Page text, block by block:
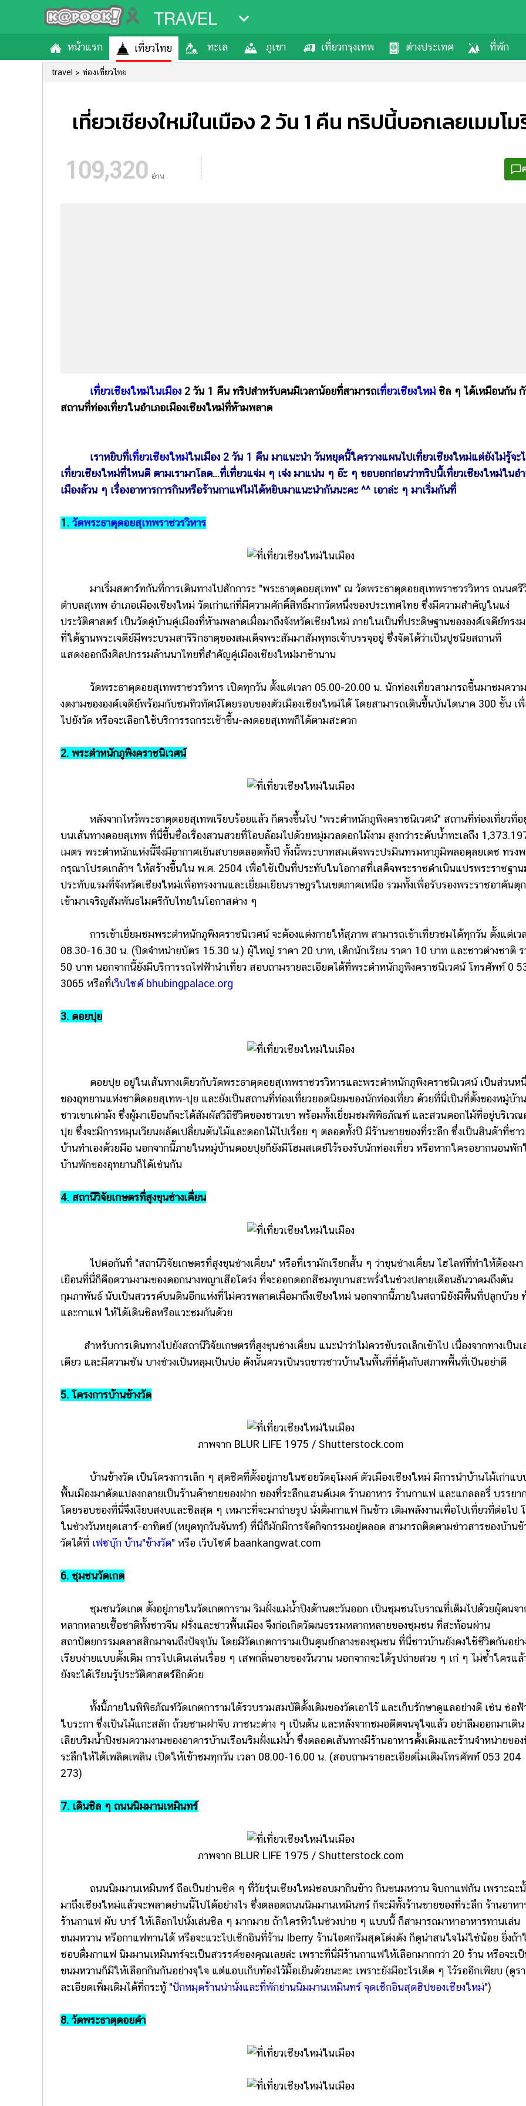
TRAVEL
หน้าแรก เที่ยวไทย ทะเล ภูเขา เที่ยวกรุงเทพ ต่างประเทศ ที่พัก
travel ท่องเที่ยวไทย
เที่ยวเชียงใหม่ในเมือง 2 วัน 1 คืน ทริปนี้บอกเลยเมมโ
109,320 อ่าน
เที่ยวเชียงใหม่ในเมือง 2 วัน 1 คืน ทริปสำหรับคนมีเวลาน้อยที่สามารถเที่ยวเชียงใหม่ ชิล ๆ ได้เหมือนกัน
สถานที่ท่องเที่ยวในอำเภอเมืองเชียงใหม่ที่ห้ามพลาด
เราหยิบที่เที่ยวเชียงใหม่ในเมือง 2 วัน 1 คืน มาแนะนำ วันหยุดนี้ใครวางแผนไปเที่ยวเชียงใหม่แต่ยังไม่รู้จะ
เที่ยวเชียงใหม่ที่ไหนดี ตามเรามาโลด...ที่เที่ยวแจ่ม ๆ เจ๋ง มาแน่น ๆ อ๊ะ ๆ ขอบอกก่อนว่าทริปนี้เที่ยวเชียงใหม่ในอำ
เมืองล้วน ๆ เรื่องอาหารการกินหรือร้านกาแฟไม่ได้หยิบมาแนะนำกันนะคะ ^^ เอาล่ะ ๆ มาเริ่มกันที่
1. วัดพระธาตุดอยสุเทพราชวรวิหาร
มาเริ่มสตาร์ทกันที่การเดินทางไปสักการะ "พระธาตุดอยสุเทพ" ณ วัดพระธาตุดอยสุเทพราชวรวิหาร ถนนศรี
ตำบลสุเทพ อำเภอเมืองเชียงใหม่ วัดเก่าแก่ที่มีความศักดิ์สิทธิ์มากวัดหนึ่งของประเทศไทย ซึ่งมีความสำคัญในแง่
ประวัติศาสตร์ เป็นวัดคู่บ้านคู่เมืองที่ห้ามพลาดเมื่อมาถึงจังหวัดเชียงใหม่ ภายในเป็นที่ประดิษฐานขององค์เจดีย์ทรง
ที่ใต้ฐานพระเจดีย์มีพระบรมสารีริกธาตุของสมเด็จพระสัมมาสัมพุทธเจ้าบรรจุอยู่ ซึ่งจัดได้ว่าเป็นปูชนียสถานที่
แสดงออกถึงศิลปกรรมล้านนาไทยที่สำคัญคู่เมืองเชียงใหม่มาช้านาน
วัดพระธาตุดอยสุเทพราชวรวิหาร เปิดทุกวัน ตั้งแต่เวลา 05.00-20.00 น. นักท่องเที่ยวสามารถขึ้นมาชมความ
งดงามขององค์เจดีย์พร้อมกับชมทิวทัศน์โดยรอบของตัวเมืองเชียงใหม่ได้ โดยสามารถเดินขึ้นบันไดนาค 300 ขั้น เ
ไปยังวัด หรือจะเลือกใช้บริการรถกระเช้าขึ้น-ลงดอยสุเทพก็ได้ตามสะดวก
2. พระตำหนักภูพิงคราชนิเวศน์
หลังจากไหว้พระธาตุดอยสุเทพเรียบร้อยแล้ว ก็ตรงขึ้นไป "พระตำหนักภูพิงคราชนิเวศน์" สถานที่ท่องเที่ยวที่อ
บนเส้นทางดอยสุเทพ ที่นี่ขึ้นชื่อเรื่องสวนสวยที่โอบล้อมไปด้วยหมู่มวลดอกไม้งาม สูงกว่าระดับน้ำทะเลถึง
เมตร พระตำหนักแห่งนี้จึงมีอากาศเย็นสบายตลอดทั้งปี ทั้งนี้พระบาทสมเด็จพระปรมินทรมหาภูมิพลอดุลยเดช ทรง
กรุณาโปรดเกล้าฯ ให้สร้างขึ้นใน พ.ศ. 2504 เพื่อใช้เป็นที่ประทับในโอกาสที่เสด็จพระราชดำเนินแปรพระราชฐาน
ประทับแรมที่จังหวัดเชียงใหม่เพื่อทรงงานและเยี่ยมเยียนราษฎรในเขตภาคเหนือ รวมทั้งเพื่อรับรองพระราชอาคันตุ
เข้ามาเจริญสัมพันธไมตรีกับไทยในโอกาสต่าง ๆ
การเข้าเยี่ยมชมพระตำหนักภูพิงคราชนิเวศน์ จะต้องแต่งกายให้สุภาพ สามารถเข้าเที่ยวชมได้ทุกวัน ตั้งแต่เว
08.30-16.30 น. (ปิดจำหน่ายบัตร 15.30 น.) ผู้ใหญ่ ราคา 20 บาท, เด็กนักเรียน ราคา 10 บาท และชาวต่างชาติ ร
50 บาท นอกจากนี้ยังมีบริการรถไฟฟ้านำเที่ยว สอบถามรายละเอียดได้ที่พระตำหนักภูพิงคราชนิเวศน์ โทรศัพท์ 0
3065 หรือที่เว็บไซต์ bhubingpalace.org
3. ดอยปุย
ดอยปุย อยู่ในเส้นทางเดียวกับวัดพระธาตุดอยสุเทพราชวรวิหารและพระตำหนักภูพิงคราชนิเวศน์ เป็นส่วนห
ของอุทยานแห่งชาติดอยสุเทพ-ปุย และยังเป็นสถานที่ท่องเที่ยวยอดนิยมของนักท่องเที่ยว ด้วยที่นี่เป็นที่ตั้งของหมู่บ้าน
ชาวเขาเผ่าม้ง ซึ่งผู้มาเยือนก็จะได้สัมผัสวิถีชีวิตของชาวเขา พร้อมทั้งเยี่ยมชมพิพิธภัณฑ์ และสวนดอกไม้ที่อยู่บริเว
ปุย ซึ่งจะมีการหมุนเวียนผลัดเปลี่ยนต้นไม้และดอกไม้ไปเรื่อย ๆ ตลอดทั้งปี มีร้านขายของที่ระลึก ซึ่งเป็นสินค้าที่ชาว
บ้านทำเองด้วยมือ นอกจากนี้ภายในหมู่บ้านดอยปุยก็ยังมีโฮมสเตย์ไว้รองรับนักท่องเที่ยว หรือหากใครอยากนอนพัก
บ้านพักของอุทยานก็ได้เช่นกัน
4. สถานีวิจัยเกษตรที่สูงขุนช่างเคี่ยน
ไปต่อกันที่ "สถานีวิจัยเกษตรที่สูงขุนช่างเคี่ยน" หรือที่เรามักเรียกสั้น ๆ ว่าขุนช่างเคี่ยน ไฮไลท์ที่ทำให้ต้องมา
เยือนที่นี่ก็คือความงามของดอกนางพญาเสือโคร่ง ที่จะออกดอกสีชมพูบานสะพรั่งในช่วงปลายเดือนธันวาคมถึงต้น
กุมภาพันธ์ นับเป็นสวรรค์บนดินอีกแห่งที่ไม่ควรพลาดเมื่อมาถึงเชียงใหม่ นอกจากนี้ภายในสถานียังมีพื้นที่ปลูกบ๊วย
และกาแฟ ให้ได้เดินชิลหรือแวะชมกันด้วย
สำหรับการเดินทางไปยังสถานีวิจัยเกษตรที่สูงขุนช่างเคี่ยน แนะนำว่าไม่ควรขับรถเล็กเข้าไป เนื่องจากทางเป็นเ
เดียว และมีความชัน บางช่วงเป็นหลุมเป็นบ่อ ดังนั้นควรเป็นรถขาวชาวบ้านในพื้นที่ที่คุ้นกับสภาพพื้นที่เป็นอย่าดี
5. โครงการบ้านข้างวัด
ภาพจาก BLUR LIFE 1975 / Shutterstock.com
บ้านข้างวัด เป็นโครงการเล็ก ๆ สุดชิคที่ตั้งอยู่ภายในซอยวัดอุโมงค์ ตัวเมืองเชียงใหม่ มีการนำบ้านไม้เก่าแบ
พื้นเมืองมาดัดแปลงกลายเป็นร้านค้าขายของฝาก ของที่ระลึกแฮนด์เมด ร้านอาหาร ร้านกาแฟ และแกลลอรี่ บรรยา
โดยรอบของที่นี่จึงเงียบสงบและชิลสุด ๆ เหมาะที่จะมาถ่ายรูป นั่งดื่มกาแฟ กินข้าว เติมพลังงานเพื่อไปเที่ยวที่ต่อไป
ในช่วงวันหยุดเสาร์-อาทิตย์ (หยุดทุกวันจันทร์) ที่นี่ก็มักมีการจัดกิจกรรมอยู่ตลอด สามารถติดตามข่าวสารของบ้านข้
วัดได้ที่ เฟซบุ๊ก บ้าน"ข้างวัด" หรือ เว็บไซต์ baankangwat.com
6. ชุมชนวัดเกต
ชุมชนวัดเกต ตั้งอยู่ภายในวัดเกตการาม ริมฝั่งแม่น้ำปิงด้านตะวันออก เป็นชุมชนโบราณที่เต็มไปด้วยผู้คนจา
หลากหลายเชื้อชาติทั้งชาวจีน ฝรั่งและชาวพื้นเมือง จึงก่อเกิดวัฒนธรรมหลากหลายของชุมชน ที่สะท้อนผ่าน
สถาปัตยกรรมคลาสสิกมาจนถึงปัจจุบัน โดยมีวัดเกตการามเป็นศูนย์กลางของชุมชน ที่นี่ชาวบ้านยังคงใช้ชีวิตกันอย่า
เรียบง่ายแบบดั้งเดิม การไปเดินเล่นเรื่อย ๆ เสพกลิ่นอายของวันวาน นอกจากจะได้รูปถ่ายสวย ๆ เก๋ ๆ ไม่ซ้ำใครแล้
ยังจะได้เรียนรู้ประวัติศาสตร์อีกด้วย
ทั้งนี้ภายในพิพิธภัณฑ์วัดเกตการามได้รวบรวมสมบัติดั้งเดิมของวัดเอาไว้ และเก็บรักษาดูแลอย่างดี เช่น ช่อฟ้
ใบระกา ซึ่งเป็นไม้แกะสลัก ถ้วยชามฝาจีบ ภาชนะต่าง ๆ เป็นต้น และหลังจากชมอดีตจนจุใจแล้ว อย่าลืมออกมาเดิน
เลียบริมน้ำปิงชมความงามของอาคารบ้านเรือนริมฝั่งแม่น้ำ ซึ่งตลอดเส้นทางมีร้านอาหารดั้งเดิมและร้านจำหน่ายขอ
ระลึกให้ได้เพลิดเพลิน เปิดให้เข้าชมทุกวัน เวลา 08.00-16.00 น. (สอบถามรายละเอียดเิ่มเติมโทรศัพท์ 053 204
273)
7. เดินชิล ๆ ถนนนิมมานเหมินทร์
ภาพจาก BLUR LIFE 1975 / Shutterstock.com
ถนนนิมมานเหมินทร์ ถือเป็นย่านชิค ๆ ที่วัยรุ่นเชียงใหม่ชอบมากินข้าว กินขนมหวาน จิบกาแฟกัน เพราะฉะ
มาถึงเชียงใหม่แล้วจะพลาดย่านนี้ไปได้อย่างไร ซึ่งตลอดถนนนิมมานเหมินทร์ ก็จะมีทั้งร้านขายของที่ระลึก ร้านอาหา
ร้านกาแฟ ผับ บาร์ ให้เลือกไปนั่งเล่นชิล ๆ มากมาย ถ้าใครหิวในช่วงบ่าย ๆ แบบนี้ ก็สามารถมาหาอาหารทานเล่น
ขนมหวาน หรือกาแฟทานได้ หรือจะแวะไปเช็กอินที่ร้าน Iberry ร้านไอศกรีมสุดโด่งดัง ก็ดูน่าสนใจไม่ใช่น้อย ยิ่งถ้า
ชอบดื่มกาแฟ นิมมานเหมินทร์จะเป็นสวรรค์ของคุณเลยล่ะ เพราะที่นี่มีร้านกาแฟให้เลือกมากกว่า 20 ร้าน หรือจะเ
ขนมหวานก็มีให้เลือกกินกันอย่างจุใจ แต่แอบเก็บท้องไว้มื้อเย็นด้วยนะคะ เพราะยังมีอะไรเด็ด ๆ ไว้รออีกเพียบ (ดูร
ละเอียดเพิ่มเติมได้ที่กระทู้ "ปักหมุดร้านน่านั่งและที่พักย่านนิมมานเหมินทร์ จุดเช็กอินสุดฮิปของเชียงใหม่")
8. วัดพระธาตุดอยคำ